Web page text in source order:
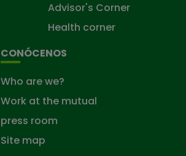
Advisor's Corner
Health corner
CONÓCENOS
Who are we?
Work at the mutual
press room
Site map